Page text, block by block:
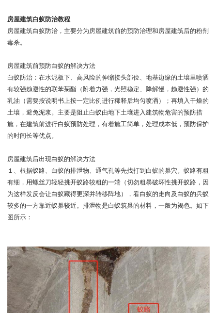
房屋建筑白蚁防治教程
房屋建筑白蚁防治，主要分为房屋建筑前的预防治理和房屋建筑后的粉剂
毒杀。
房屋建筑前预防白蚁的解决方法
白蚁防治：在水泥板下、高风险的伸缩接头部位、地基边缘的土壤里喷洒
有较强趋避性的联苯菊酯（附着力强，光照稳定、降解慢，趋避性强）的
乳油（需要按说明书上按一定比例进行稀释后均匀喷洒）；再填入干燥的
土壤，避免泥浆。主要是阻止白蚁由地下土壤进入建筑物危害的预防措
施，在建筑前进行白蚁预防处理，有着施工简单，处理成本低，预防保护
的时间长等优点。
房屋建筑后出现白蚁的解决方法
１、根据蚁路、白蚁的排泄物、通气孔等先找打到白蚁的巢穴。蚁路有粗
有细，用螺丝刀轻轻挑开蚁路较粗的一端（切勿粗暴破坏性挑开蚁路，因
为这样发反会让白蚁藏得更深并转移阵地），看白蚁的走向及白蚁的兵蚁
较多的一方靠近蚁巢较近。排泄物是白蚁筑巢的材料，一般为褐色。如下
图所示：